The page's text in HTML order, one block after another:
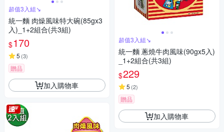
超值3入組↘︎
統一麵 肉燥風味特大碗(85gx3
入)_1+2組合(共3組)
$170
5 (3)
贈品
加入購物車
超值3入組↘︎
統一麵 蔥燒牛肉風味(90gx5入)
_1+2組合(共3組)
$229
5 (2)
贈品
加入購物車